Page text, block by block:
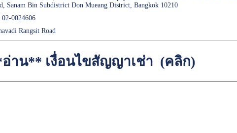
Sanam Bin Subdistrict Don Mueang District, Bangkok 10210
02-0024606
Rangsit Road
าน** เงื่อนไขสัญญาเช่า (คลิก)